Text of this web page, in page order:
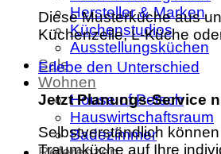
Hersteller & Marken
Küchenstudios
Ausstellungsküchen
Sale
Wohnen
House of Petsch
Hauswirtschaftsraum
Badezimmer
Diese Musterküche aus
Küchenzeile, L-Küche
Erlebe den Unterschied
Jetzt Planungs-Service
Selbstverständlich
Traumküche auf Ihre